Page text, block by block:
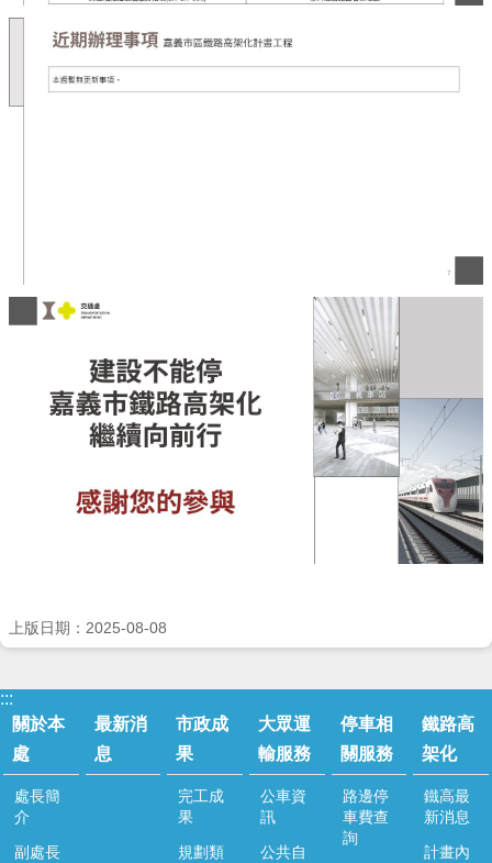
資
宣
上版日期：2025-08-08
:::
關於本
處
處長簡
介
副處長
最新消
息
市政成
果
完工成
果
規劃類
大眾運
輸服務
公車資
訊
公共自
停車相
關服務
路邊停
車費查
詢
鐵路高
架化
鐵高最
新消息
計畫內